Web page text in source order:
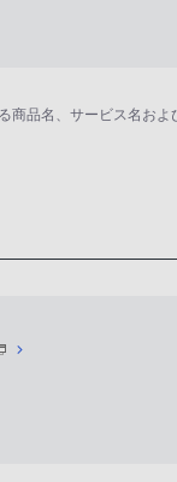
品名、サービス名お